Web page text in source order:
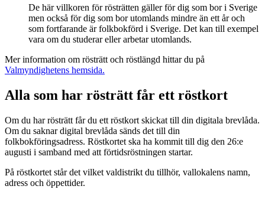
De här villkoren för rösträtten gäller för dig som bor i Sverige
men också för dig som bor utomlands mindre än ett år och
som fortfarande är folkbokförd i Sverige. Det kan till exempel
vara om du studerar eller arbetar utomlands.
Mer information om rösträtt och röstlängd hittar du på
Valmyndighetens hemsida.
Alla som har rösträtt får ett röstkort
Om du har rösträtt får du ett röstkort skickat till din digitala brevlåda.
Om du saknar digital brevlåda sänds det till din
folkbokföringsadress. Röstkortet ska ha kommit till dig den 26:e
augusti i samband med att förtidsröstningen startar.
På röstkortet står det vilket valdistrikt du tillhör, vallokalens namn,
adress och öppettider.